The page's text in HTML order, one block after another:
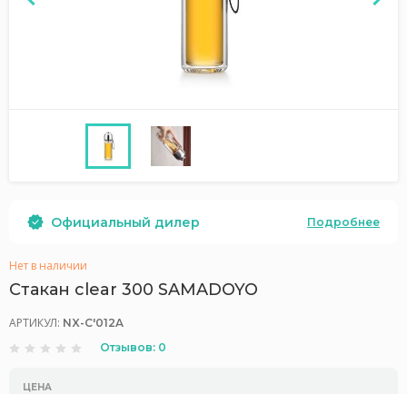
Официальный дилер Подробнее
Нет в наличии
Стакан clear 300 SAMADOYO
АРТИКУЛ: NX-C'012A
Отзывов: 0
ЦЕНА